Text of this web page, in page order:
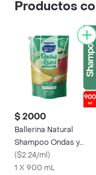
Productos
$ 2000
Ballerina Natural
Shampoo Ondas y
Rizos Controlados
($2.24/ml)
1 X 900 mL